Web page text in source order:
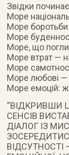
Звідки
Море
Море боротьби
Море
Море, що
Море втрат —
Море
Море любові
Море емоцій:
“ВІДКРИВШИ
СЕНСІВ
ДІАЛОГ ІЗ
ВІДСУТНОСТІ